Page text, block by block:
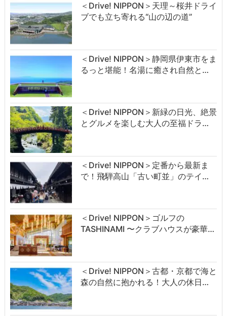
＜Drive! NIPPON＞天理～桜井ドライ
ブでも立ち寄れる“山の辺の道”
＜Drive! NIPPON＞静岡県伊東市をま
るっと堪能！名湯に癒され自然と…
＜Drive! NIPPON＞新緑の日光、絶景
とグルメを楽しむ大人の至福ドラ…
＜Drive! NIPPON＞定番から最新ま
で！飛騨高山「古い町並」のテイ…
＜Drive! NIPPON＞ゴルフの
TASHINAMI 〜クラブハウスが豪華…
＜Drive! NIPPON＞古都・京都で海と
森の自然に抱かれる！大人の休日…